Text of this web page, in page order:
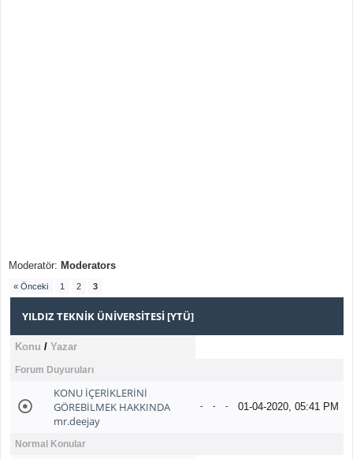
Moderatör: Moderators
« Önceki 1 2 3
YILDIZ TEKNIK ÜNIVERSITESI [YTÜ]
Konu / Yazar
Forum Duyuruları
KONU İÇERİKLERİNİ
GÖREBİLMEK HAKKINDA
mr.deejay
- - - 01-04-2020, 05:41 PM
Normal Konular